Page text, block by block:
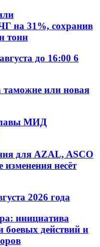
на 31%, сохранив
тонн
до 16:00 6
таможне или новая
МИД
для AZAL, ASCO
несёт
2026 года
инициатива
боевых действий и